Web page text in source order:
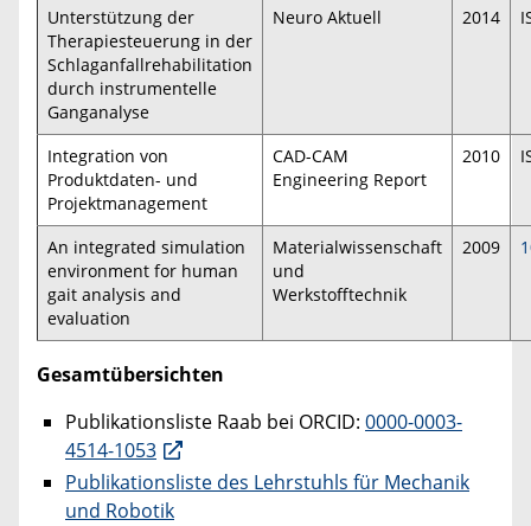
Unterstützung der
Therapiesteuerung in der
Schlaganfallrehabilitation
durch instrumentelle
Ganganalyse
Neuro Aktuell 2014
Integration von
Produktdaten- und
Projektmanagement
CAD-CAM
Engineering Report
2010
An integrated simulation
environment for human
gait analysis and
evaluation
Materialwissenschaft
und
Werkstofftechnik
2009
Gesamtübersichten
Publikationsliste Raab bei ORCID: 0000-0003-
4514-1053
Publikationsliste des Lehrstuhls für Mechanik
und Robotik